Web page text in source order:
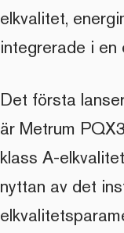
elkvalitet,
integrerade i en
Det första
är Metrum
klass A-
nyttan av det